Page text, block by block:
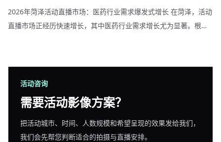
2026年菏泽活动直播市场：医药行业需求爆发式增长 在菏泽，活动
直播市场正经历快速增长，其中医药行业需求增长尤为显著。根据
活动咨询
需要活动影像方案？
把活动城市、时间、人数规模和希望呈现的效果发给我们，
我们会先帮您判断适合的拍摄与直播安排。